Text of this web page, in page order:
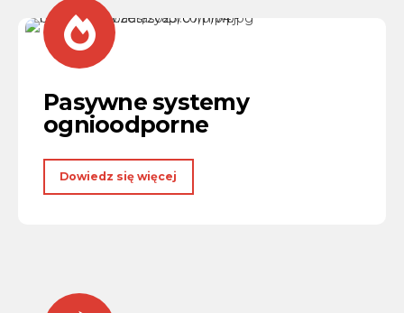
Pasywne systemy
ognioodporne
Dowiedz się więcej